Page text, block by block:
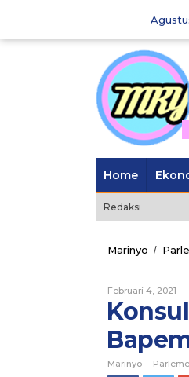
Home
Redaksi
Marinyo /
Februari 4, 2021
Marinyo -